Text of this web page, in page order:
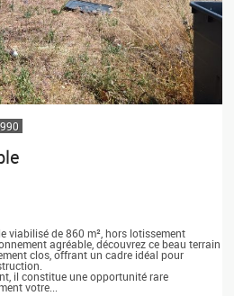
viabilisé de 860 m², hors lotissement
agréable, découvrez ce beau terrain
clos, offrant un cadre idéal pour
il constitue une opportunité rare
votre...